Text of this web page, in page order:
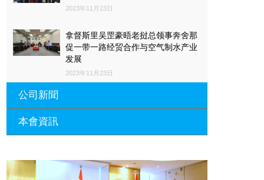
2023年11月23日
拿督斯里吴罡豪晤老挝总领事奔舍那
促一带一路经贸合作与空气制水产业
发展
2023年11月23日
公司新聞
一带一路经贸合作与空气制水产业发
2023年11月23日
本會資訊
長瑚蒞臨 天泉鼎豐深圳總部及國際標
量波量子研究院